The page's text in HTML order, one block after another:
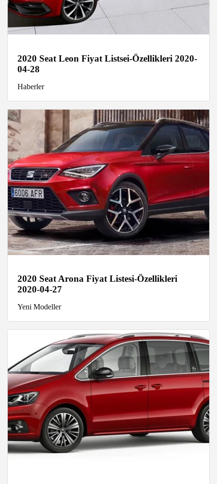
2020 Seat Leon Fiyat Listsei-Özellikleri 2020-
04-28
Haberler
2020 Seat Arona Fiyat Listesi-Özellikleri
2020-04-27
Yeni Modeller